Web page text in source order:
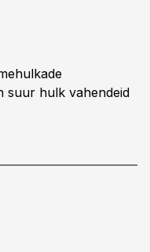
suur hulk vahendeid